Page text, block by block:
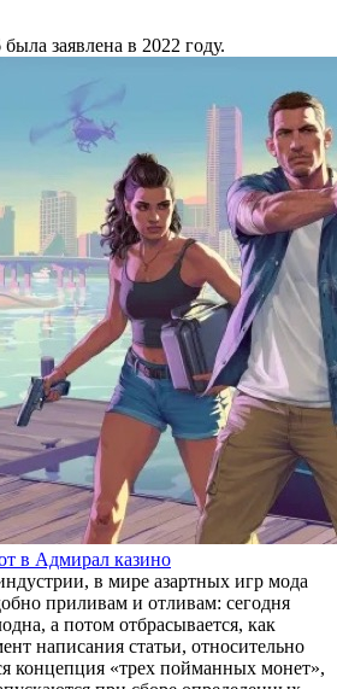
заявлена в 2022 году.
в Адмирал казино
в мире азартных игр мода
приливам и отливам: сегодня
а потом отбрасывается, как
написания статьи, относительно
концепция «трех пойманных монет»,